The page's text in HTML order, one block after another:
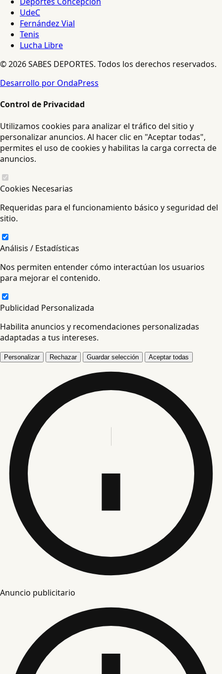
UdeC
Fernández Vial
Tenis
Lucha Libre
© 2026 SABES DEPORTES. Todos los derechos reservados.
Desarrollo por OndaPress
Control de Privacidad
Utilizamos cookies para analizar el tráfico del sitio y
personalizar anuncios. Al hacer clic en "Aceptar todas",
permites el uso de cookies y habilitas la carga correcta de
anuncios.
Cookies Necesarias
Requeridas para el funcionamiento básico y seguridad del
sitio.
Análisis / Estadísticas
Nos permiten entender cómo interactúan los usuarios
para mejorar el contenido.
Publicidad Personalizada
Habilita anuncios y recomendaciones personalizadas
adaptadas a tus intereses.
Personalizar Rechazar Guardar selección Aceptar todas
Anuncio publicitario